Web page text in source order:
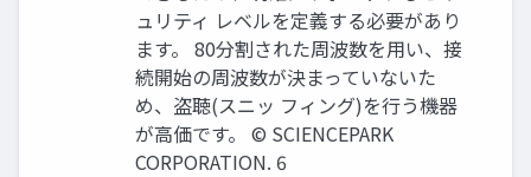
ュリティ レベルを定義する必要があり
ます。 80分割された周波数を用い、接
続開始の周波数が決まっていないた
め、盗聴(スニッ フィング)を行う機器
が高価です。 © SCIENCEPARK
CORPORATION. 6